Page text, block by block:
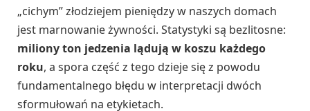
„cichym” złodziejem pieniędzy w naszych domach
jest marnowanie żywności. Statystyki są bezlitosne:
miliony ton jedzenia lądują w koszu każdego
roku, a spora część z tego dzieje się z powodu
fundamentalnego błędu w interpretacji dwóch
sformułowań na etykietach.